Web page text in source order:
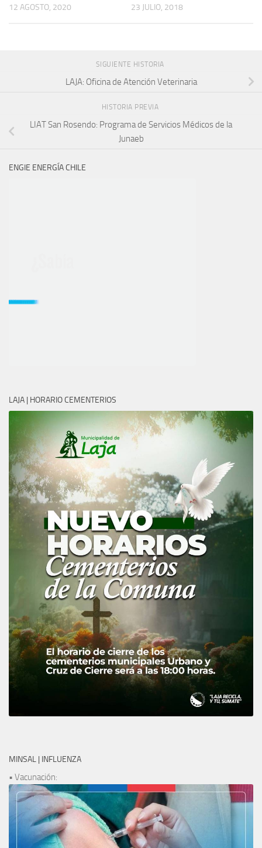
12 AGOSTO, 2020 23 JULIO, 2018
SIGUIENTE HISTORIA
LAJA: Oficina de Atención Veterinaria
HISTORIA PREVIA
LIAT San Rosendo: Programa de Servicios Médicos de la
Junaeb
ENGIE ENERGÍA CHILE
LAJA | HORARIO CEMENTERIOS
MINSAL | INFLUENZA
• Vacunación: